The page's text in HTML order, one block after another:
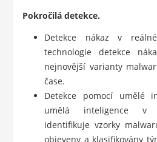
Pokročilá detekce.
Detekce nákaz v
technologie detekce
nejnovější varianty
čase.
Detekce pomocí umělé
umělá inteligence v
identifikuje vzorky
objeveny a klasifikovány